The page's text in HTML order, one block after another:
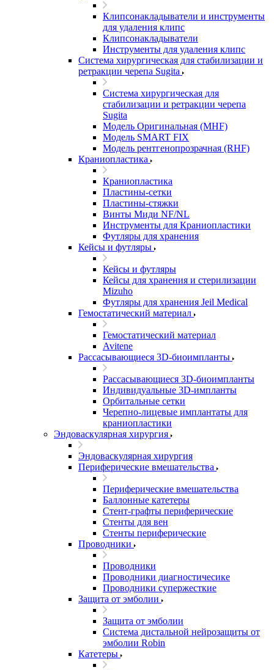
Клипсонакладыватели и инструменты
для удаления клипс
Клипсонакладыватели
Инструменты для удаления клипс
Система хирургическая для стабилизации и
ретракции черепа Sugita
Система хирургическая для
стабилизации и ретракции черепа
Sugita
Модель Оригинальная (MHF)
Модель SMART FIX
Модель рентгенопрозрачная (RHF)
Краниопластика
Краниопластика
Пластины-сетки
Пластины-стяжки
Винты Миди NF/NL
Инструменты для Краниопластики
Футляры для хранения
Кейсы и футляры
Кейсы и футляры
Кейсы для хранения и стерилизации
Mizuho
Футляры для хранения Jeil Medical
Гемостатический материал
Гемостатический материал
Avitene
Рассасывающиеся 3D-биоимпланты
Рассасывающиеся 3D-биоимпланты
Индивидуальные 3D-импланты
Орбитальные сетки
Черепно-лицевые имплантаты для
краниопластики
Эндоваскулярная хирургия
Эндоваскулярная хирургия
Периферические вмешательства
Периферические вмешательства
Баллонные катетеры
Стент-графты периферические
Стенты для вен
Стенты периферические
Проводники
Проводники
Проводники диагностичесике
Проводники супержесткие
Защита от эмболии
Защита от эмболии
Cистема дистальной нейрозащиты от
эмболии Robin
Катетеры